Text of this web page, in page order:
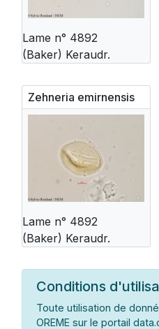
Lame n° 4892
(Baker) Keraudr.
Zehneria emirnensis
Lame n° 4892
(Baker) Keraudr.
Conditions
Toute utilisation de
OREME sur le portail